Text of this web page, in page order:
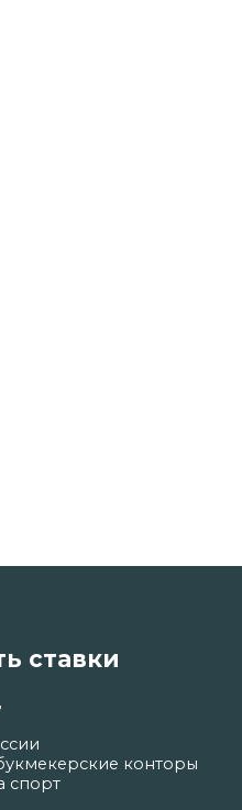
ставки
конторы
спорт